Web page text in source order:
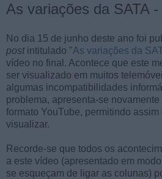
As variações da SATA
No dia 15 de junho deste ano foi
postintitulado "As variações da
vídeo no final. Acontece que este
ser visualizado em muitos
algumas incompatibilidades
problema, apresenta-se
formato YouTube, permitindo
visualizar.
Recorde-se que todos os
a este vídeo (apresentado em modo
se esqueçam de ligar as colunas)